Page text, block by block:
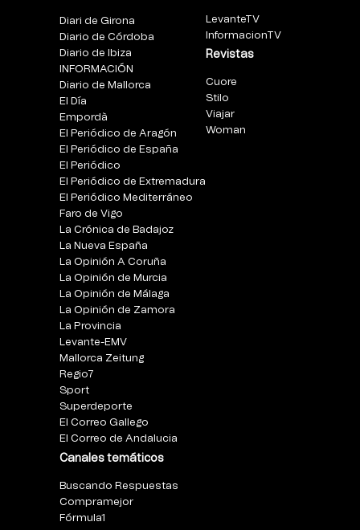
Diari de Girona
Diario de Córdoba
Diario de Ibiza
INFORMACIÓN
Diario de Mallorca
El Día
Empordà
El Periódico de Aragón
El Periódico de España
El Periódico
El Periódico de Extremadura
El Periódico Mediterráneo
Faro de Vigo
La Crónica de Badajoz
La Nueva España
La Opinión A Coruña
La Opinión de Murcia
La Opinión de Málaga
La Opinión de Zamora
La Provincia
Levante-EMV
Mallorca Zeitung
Regio7
Sport
Superdeporte
El Correo Gallego
El Correo de Andalucia
Canales temáticos
Buscando Respuestas
Compramejor
Fórmula1
LevanteTV
InformacionTV
Revistas
Cuore
Stilo
Viajar
Woman